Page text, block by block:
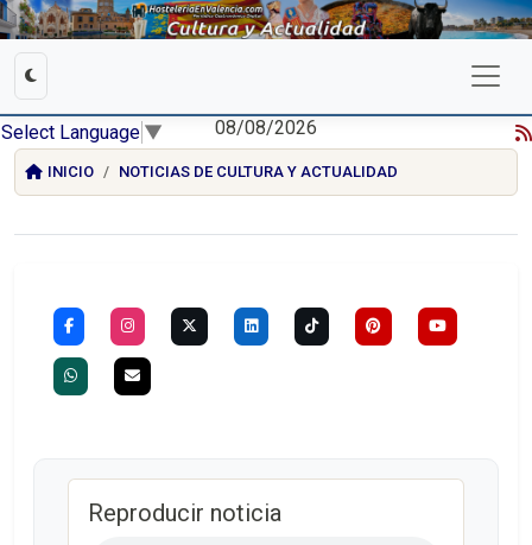
Select Language ▼ 08/08/2026
INICIO NOTICIAS DE CULTURA Y ACTUALIDAD
Reproducir noticia